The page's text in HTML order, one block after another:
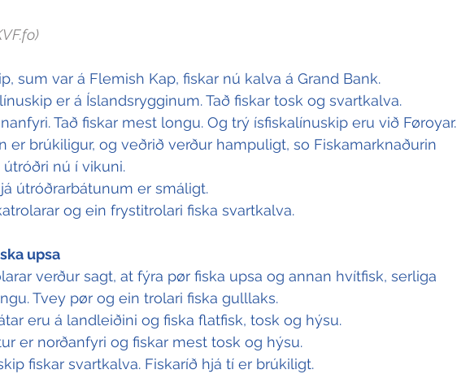
sum var á Flemish Kap, fiskar nú kalva á Grand Bank.
er á Íslandsrygginum. Tað fiskar tosk og svartkalva.
Tað fiskar mest longu. Og trý ísfiskalínuskip eru við Føroyar.
er brúkiligur, og veðrið verður hampuligt, so Fiskamarknaðurin
útróðri nú í vikuni.
útróðrarbátunum er smáligt.
og ein frystitrolari fiska svartkalva.
upsa
verður sagt, at fýra pør fiska upsa og annan hvítfisk, serliga
Tvey pør og ein trolari fiska gulllaks.
eru á landleiðini og fiska flatfisk, tosk og hýsu.
er norðanfyri og fiskar mest tosk og hýsu.
fiskar svartkalva. Fiskaríð hjá tí er brúkiligt.